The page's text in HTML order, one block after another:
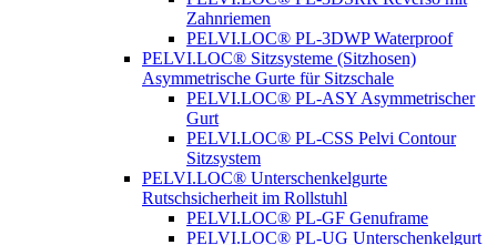
Zahnriemen
PELVI.LOC® PL-3DWP Waterproof
PELVI.LOC® Sitzsysteme (Sitzhosen)
Asymmetrische Gurte für Sitzschale
PELVI.LOC® PL-ASY Asymmetrischer
Gurt
PELVI.LOC® PL-CSS Pelvi Contour
Sitzsystem
PELVI.LOC® Unterschenkelgurte
Rutschsicherheit im Rollstuhl
PELVI.LOC® PL-GF Genuframe
PELVI.LOC® PL-UG Unterschenkelgurt